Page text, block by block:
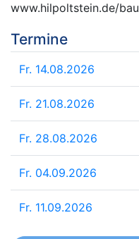
www.hilpoltstein.de/
Termine
Fr. 14.08.2026
Fr. 21.08.2026
Fr. 28.08.2026
Fr. 04.09.2026
Fr. 11.09.2026